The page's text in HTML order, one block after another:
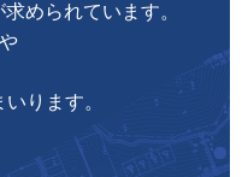
められています。
ります。